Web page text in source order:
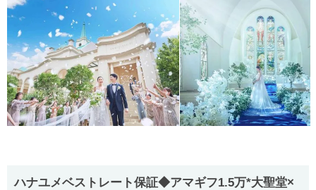
ハナユメベストレート保証◆アマギフ1.5万*大聖堂×